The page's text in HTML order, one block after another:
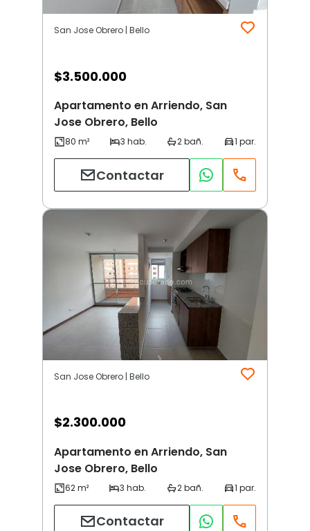
San Jose Obrero | Bello
$3.500.000
Apartamento en Arriendo, San
Jose Obrero, Bello
Contactar
San Jose Obrero | Bello
$2.300.000
Apartamento en Arriendo, San
Jose Obrero, Bello
Contactar